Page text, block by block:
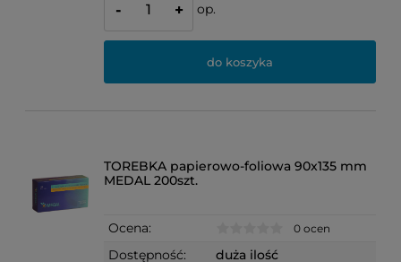
- + op.
do koszyka
TOREBKA papierowo-foliowa 90x135 mm
MEDAL 200szt.
Ocena: 0 ocen
Dostępność: duża ilość